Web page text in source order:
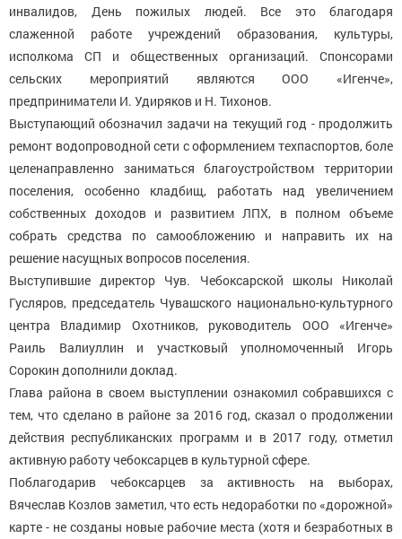
инвалидов, День пожилых людей. Все это благодаря
слаженной работе учреждений образования, культуры,
исполкома СП и общественных организаций. Спонсорами
сельских мероприятий являются ООО «Игенче»,
предприниматели И. Удиряков и Н. Тихонов.
Выступающий обозначил задачи на текущий год - продолжить
ремонт водопроводной сети с оформлением техпаспортов, боле
целенаправленно заниматься благоустройством территории
поселения, особенно кладбищ, работать над увеличением
собственных доходов и развитием ЛПХ, в полном объеме
собрать средства по самообложению и направить их на
решение насущных вопросов поселения.
Выступившие директор Чув. Чебоксарской школы Николай
Гусляров, председатель Чувашского национально-культурного
центра Владимир Охотников, руководитель ООО «Игенче»
Раиль Валиуллин и участковый уполномоченный Игорь
Сорокин дополнили доклад.
Глава района в своем выступлении ознакомил собравшихся с
тем, что сделано в районе за 2016 год, сказал о продолжении
действия республиканских программ и в 2017 году, отметил
активную работу чебоксарцев в культурной сфере.
Поблагодарив чебоксарцев за активность на выборах,
Вячеслав Козлов заметил, что есть недоработки по «дорожной»
карте - не созданы новые рабочие места (хотя и безработных в